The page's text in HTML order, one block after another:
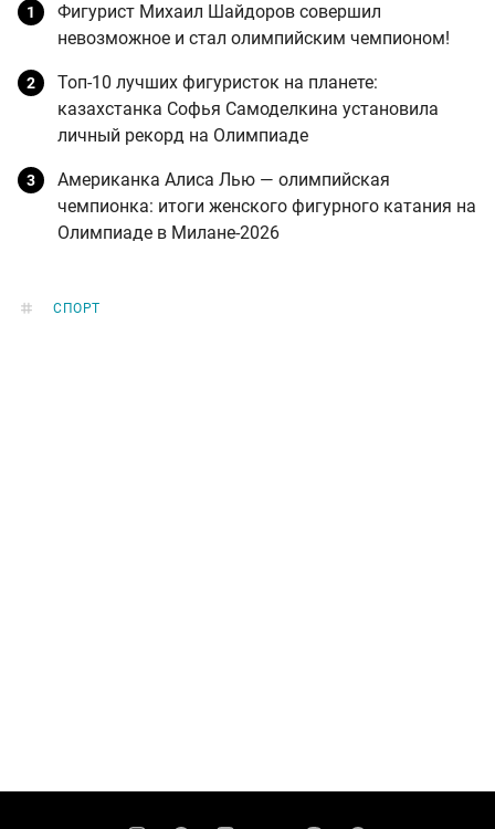
Фигурист Михаил Шайдоров совершил
невозможное и стал олимпийским чемпионом!
Топ-10 лучших фигуристок на планете:
казахстанка Софья Самоделкина установила
личный рекорд на Олимпиаде
Американка Алиса Лью — олимпийская
чемпионка: итоги женского фигурного катания на
Олимпиаде в Милане-2026
СПОРТ